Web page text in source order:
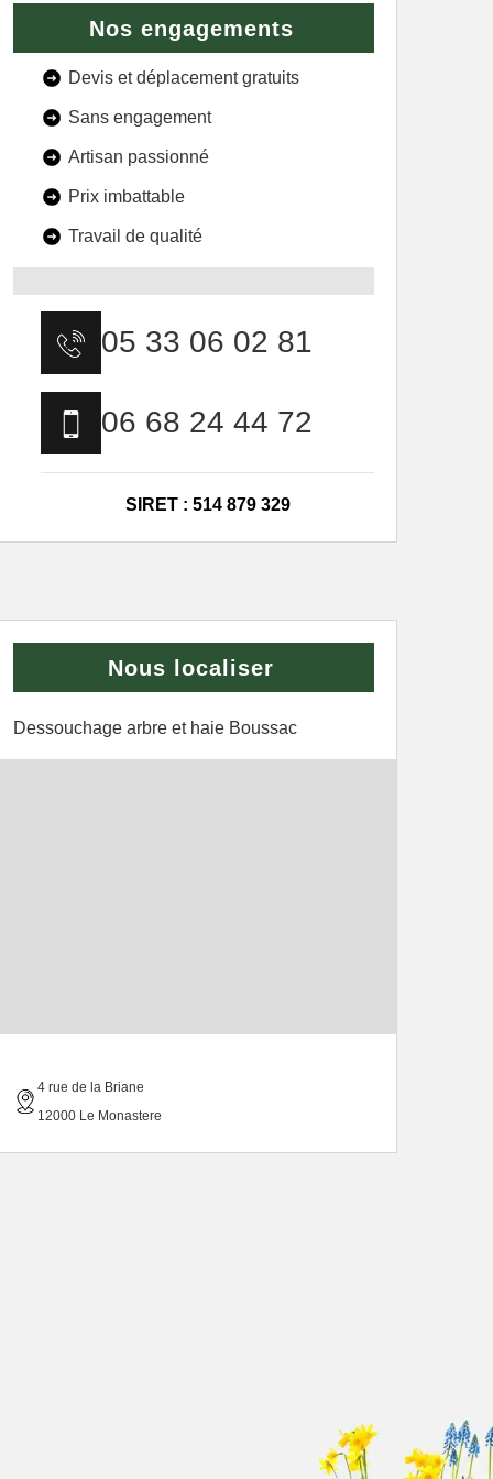
Nos engagements
Devis et déplacement gratuits
Sans engagement
Artisan passionné
Prix imbattable
Travail de qualité
05 33 06 02 81
06 68 24 44 72
SIRET : 514 879 329
Nous localiser
Dessouchage arbre et haie Boussac
4 rue de la Briane
12000 Le Monastere